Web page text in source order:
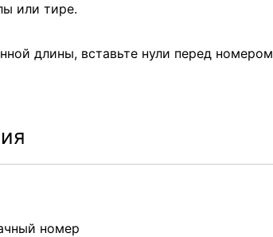
или тире.
длины, вставьте нули перед номером
номер